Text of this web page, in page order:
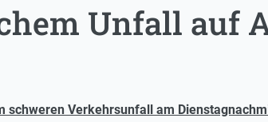
Unfall auf
schweren Verkehrsunfall am